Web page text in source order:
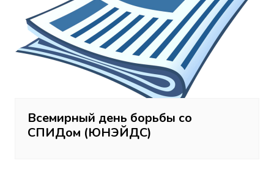
Всемирный день борьбы со
СПИДом (ЮНЭЙДС)